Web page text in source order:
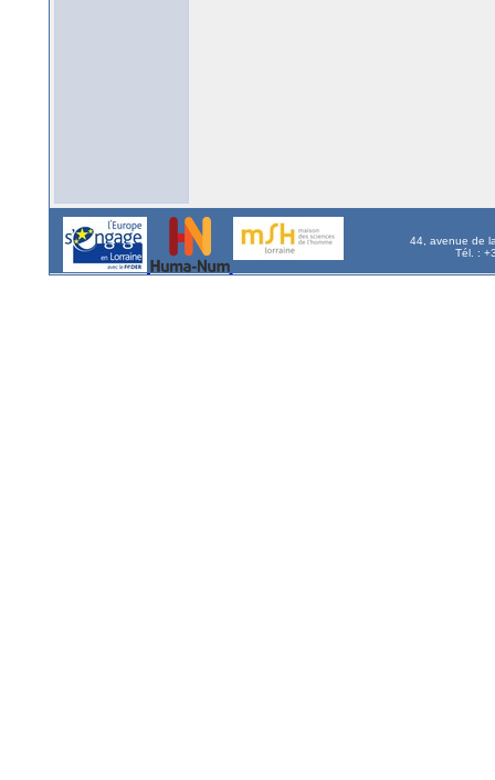
44, avenue de
Tél. :